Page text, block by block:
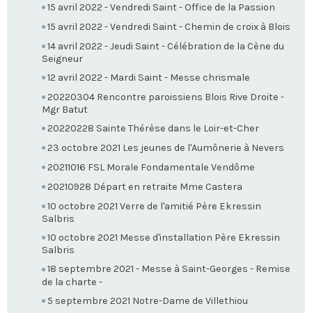
15 avril 2022 - Vendredi Saint - Office de la Passion
15 avril 2022 - Vendredi Saint - Chemin de croix à Blois
14 avril 2022 - Jeudi Saint - Célébration de la Cène du
Seigneur
12 avril 2022 - Mardi Saint - Messe chrismale
20220304 Rencontre paroissiens Blois Rive Droite -
Mgr Batut
20220228 Sainte Thérèse dans le Loir-et-Cher
23 octobre 2021 Les jeunes de l'Aumônerie à Nevers
20211016 FSL Morale Fondamentale Vendôme
20210928 Départ en retraite Mme Castera
10 octobre 2021 Verre de l'amitié Père Ekressin
Salbris
10 octobre 2021 Messe d'installation Père Ekressin
Salbris
18 septembre 2021 - Messe à Saint-Georges - Remise
de la charte -
5 septembre 2021 Notre-Dame de Villethiou